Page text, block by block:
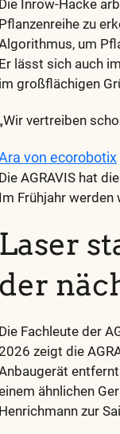
Die Inrow-Hacke
Pflanzenreihe zu
um
Er lässt sich auch
im großflächigen
„Wir vertreiben
von ecorobotix
Die AGRAVIS hat
Im Frühjahr werden
Laser
der
Die Fachleute der
zeigt die
ähnlichen
Henrichmann zur